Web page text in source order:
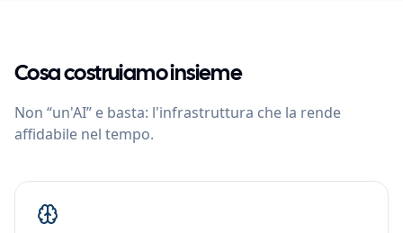
Cosa costruiamo insieme
Non “un'AI” e basta: l'infrastruttura che la rende
affidabile nel tempo.